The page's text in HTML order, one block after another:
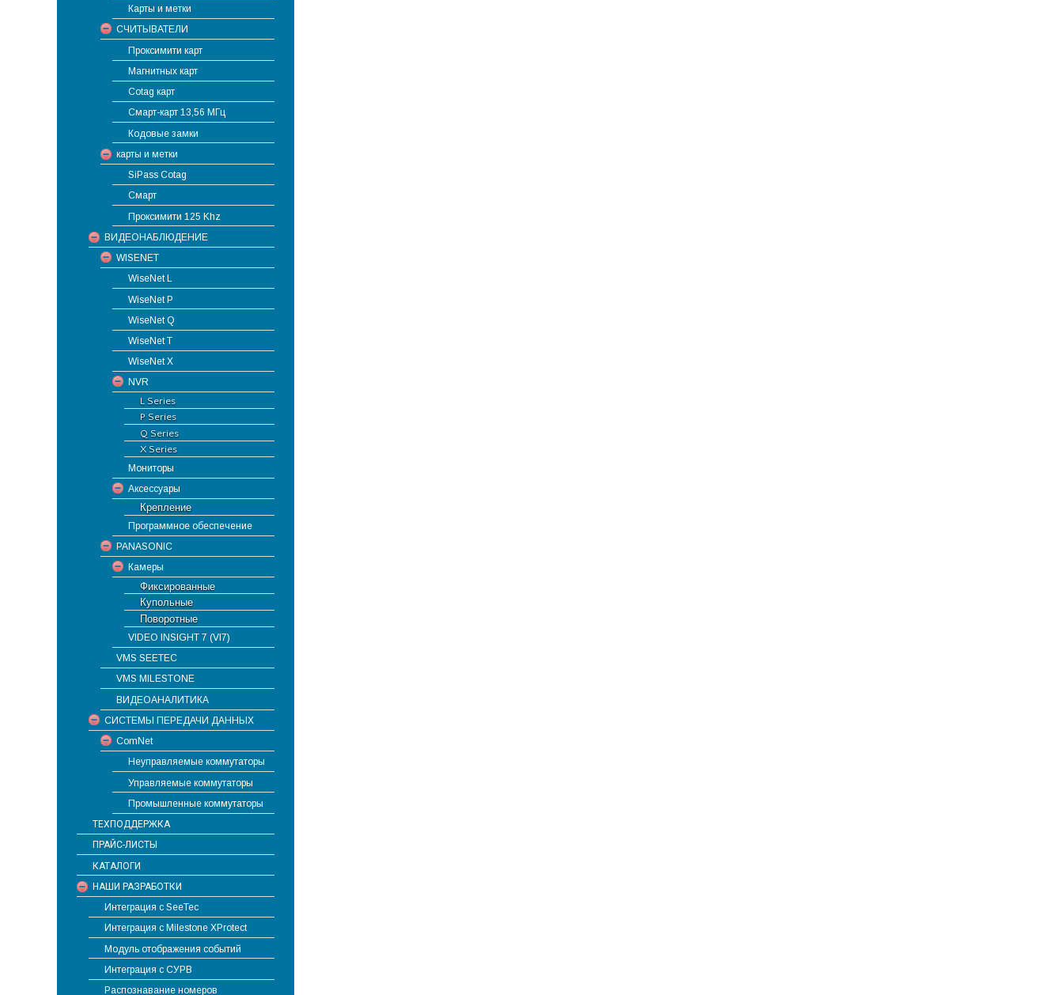
Карты и метки
СЧИТЫВАТЕЛИ
Проксимити карт
Магнитных карт
Cotag карт
Смарт-карт 13,56 МГц
Кодовые замки
карты и метки
SiPass Cotag
Смарт
Проксимити 125 Khz
ВИДЕОНАБЛЮДЕНИЕ
WISENET
WiseNet L
WiseNet P
WiseNet Q
WiseNet T
WiseNet X
NVR
L Series
P Series
Q Series
X Series
Мониторы
Аксессуары
Крепление
Программное обеспечение
PANASONIC
Камеры
Фиксированные
Купольные
Поворотные
VIDEO INSIGHT 7 (VI7)
VMS SEETEC
VMS MILESTONE
ВИДЕОАНАЛИТИКА
СИСТЕМЫ ПЕРЕДАЧИ ДАННЫХ
ComNet
Неуправляемые коммутаторы
Управляемые коммутаторы
Промышленные коммутаторы
ТЕХПОДДЕРЖКА
ПРАЙС-ЛИСТЫ
КАТАЛОГИ
НАШИ РАЗРАБОТКИ
Интеграция с SeeTec
Интеграция с Milestone XProtect
Модуль отображения событий
Интеграция с СУРВ
Распознавание номеров